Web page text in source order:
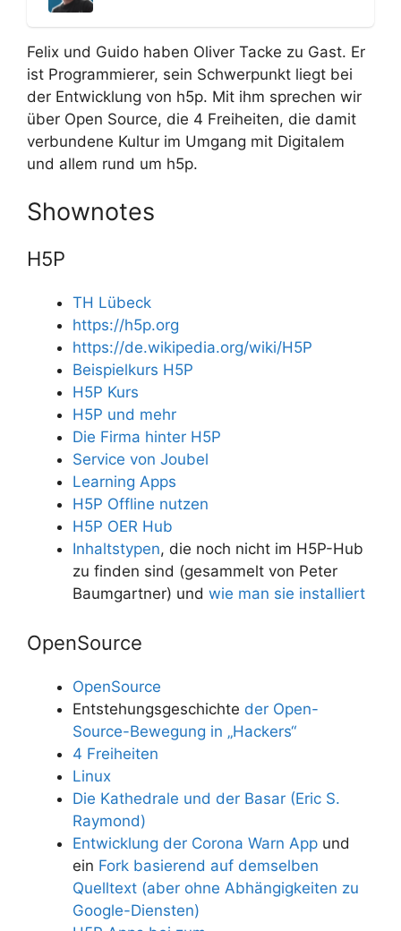
Felix und Guido haben Oliver Tacke zu Gast. Er
ist Programmierer, sein Schwerpunkt liegt bei
der Entwicklung von h5p. Mit ihm sprechen wir
über Open Source, die 4 Freiheiten, die damit
verbundene Kultur im Umgang mit Digitalem
und allem rund um h5p.
Shownotes
H5P
TH Lübeck
https://h5p.org
https://de.wikipedia.org/wiki/H5P
Beispielkurs H5P
H5P Kurs
H5P und mehr
Die Firma hinter H5P
Service von Joubel
Learning Apps
H5P Offline nutzen
H5P OER Hub
Inhaltstypen, die noch nicht im H5P-Hub
zu finden sind (gesammelt von Peter
Baumgartner) und wie man sie installiert
OpenSource
OpenSource
Entstehungsgeschichte der Open-
Source-Bewegung in „Hackers“
4 Freiheiten
Linux
Die Kathedrale und der Basar (Eric S.
Raymond)
Entwicklung der Corona Warn App und
ein Fork basierend auf demselben
Quelltext (aber ohne Abhängigkeiten zu
Google-Diensten)